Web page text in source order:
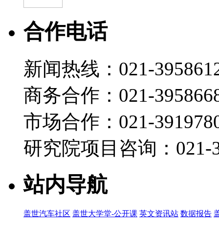
合作电话
新闻热线：021-
商务合作：021-
市场合作：021-
研究院项目咨询：021-
站内导航
盖世汽车社区 盖世大学堂-公开课 英文资讯站 数据报告